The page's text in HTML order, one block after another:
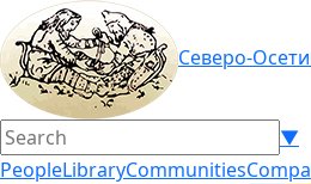
Северо-
▼
PeopleLibraryCommunities